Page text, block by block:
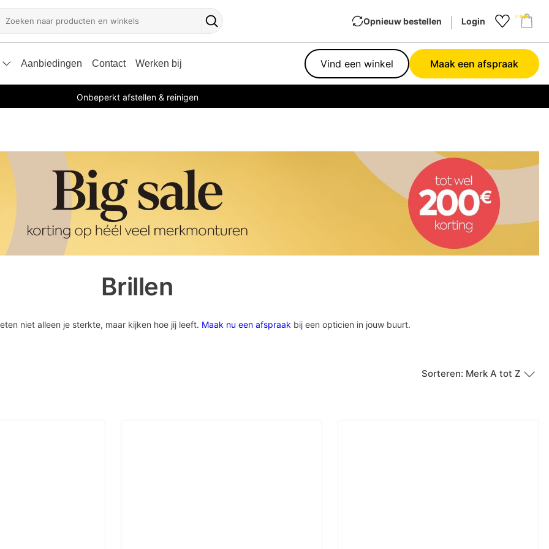
Zoekknop
Opnieuw bestellen Login
Aanbiedingen Contact Werken bij Vind een winkel Maak een afspraak
Onbeperkt afstellen & reinigen
Brillen
niet alleen je sterkte, maar kijken hoe jij leeft. Maak nu een afspraak bij een opticien in jouw buurt.
Sorteren: Merk A tot Z